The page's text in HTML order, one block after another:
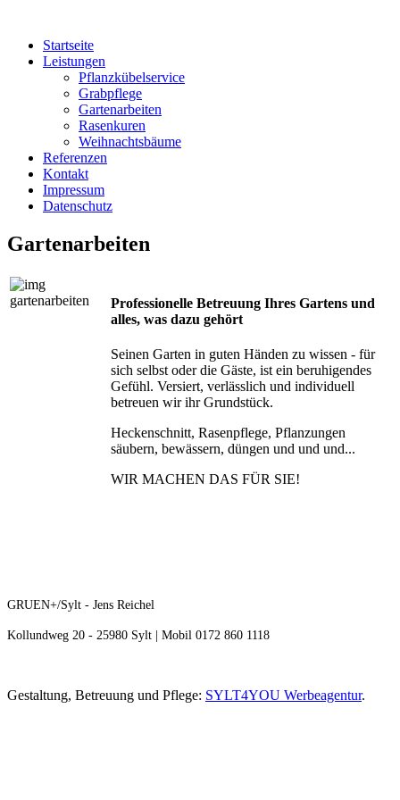
Startseite
Leistungen
Pflanzkübelservice
Grabpflege
Gartenarbeiten
Rasenkuren
Weihnachtsbäume
Referenzen
Kontakt
Impressum
Datenschutz
Gartenarbeiten
Professionelle Betreuung Ihres Gartens und
alles, was dazu gehört
Seinen Garten in guten Händen zu wissen - für
sich selbst oder die Gäste, ist ein beruhigendes
Gefühl. Versiert, verlässlich und individuell
betreuen wir ihr Grundstück.
Heckenschnitt, Rasenpflege, Pflanzungen
säubern, bewässern, düngen und und und...
WIR MACHEN DAS FÜR SIE!
GRUEN+/Sylt - Jens Reichel
Kollundweg 20 - 25980 Sylt | Mobil 0172 860 1118
Gestaltung, Betreuung und Pflege: SYLT4YOU Werbeagentur.